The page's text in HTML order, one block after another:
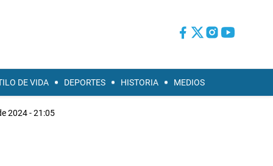
DE VIDA DEPORTES HISTORIA MEDIOS
2024 - 21:05